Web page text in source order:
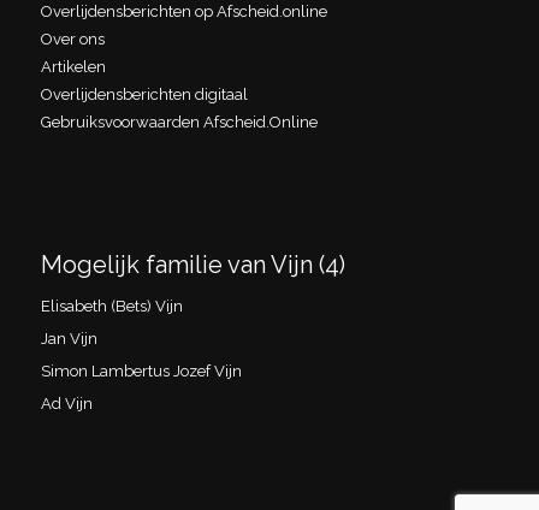
Overlijdensberichten op Afscheid.online
Over ons
Artikelen
Overlijdensberichten digitaal
Gebruiksvoorwaarden Afscheid.Online
Mogelijk familie van Vijn (4)
Elisabeth (Bets) Vijn
Jan Vijn
Simon Lambertus Jozef Vijn
Ad Vijn